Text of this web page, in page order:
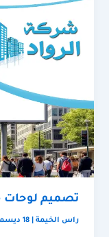
تصميم لوحات
راس الخيمة |18 ديسمبر، 2025